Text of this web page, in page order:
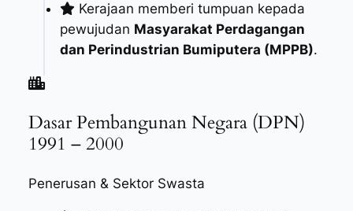
Kerajaan memberi tumpuan kepada
pewujudan Masyarakat Perdagangan
dan Perindustrian Bumiputera (MPPB).
Dasar Pembangunan Negara (DPN)
1991 – 2000
Penerusan & Sektor Swasta